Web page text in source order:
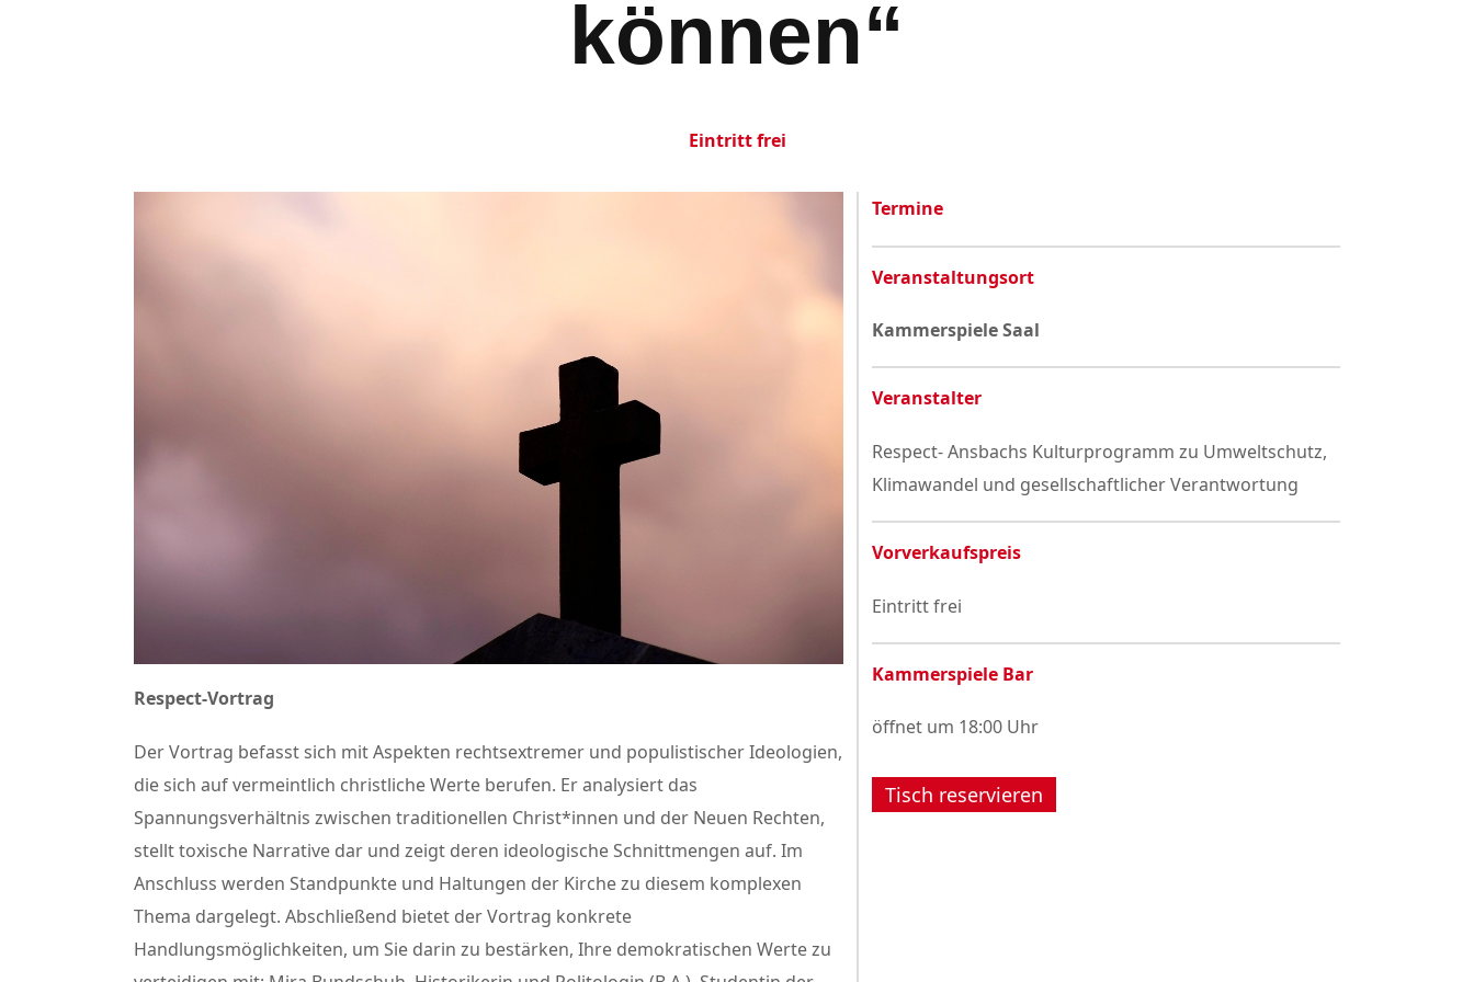
können“
Datenschutzerklärung
Eintritt frei
Respect-Vortrag
Der Vortrag befasst sich mit Aspekten rechtsextremer und populistischer Ideologien,
die sich auf vermeintlich christliche Werte berufen. Er analysiert das
Spannungsverhältnis zwischen traditionellen Christ*innen und der Neuen Rechten,
stellt toxische Narrative dar und zeigt deren ideologische Schnittmengen auf. Im
Anschluss werden Standpunkte und Haltungen der Kirche zu diesem komplexen
Thema dargelegt. Abschließend bietet der Vortrag konkrete
Handlungsmöglichkeiten, um Sie darin zu bestärken, Ihre demokratischen Werte zu
Termine
Veranstaltungsort
Kammerspiele Saal
Veranstalter
Respect- Ansbachs Kulturprogramm zu Umweltschutz,
Klimawandel und gesellschaftlicher Verantwortung
Vorverkaufspreis
Eintritt frei
Kammerspiele Bar
öffnet um 18:00 Uhr
Tisch reservieren